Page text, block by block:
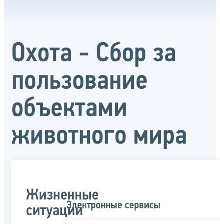
Охота - Сбор за
пользование
объектами
животного мира
Жизненные
ситуацииЭлектронные сервисы